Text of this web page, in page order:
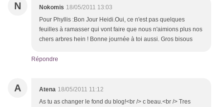
N Nokomis 18/05/2011 13:03
Pour Phyllis :Bon Jour Heidi.Oui, ce n'est pas quelques
feuilles à ramasser qui vont faire que nous n'aimions plus nos
chers arbres hein ! Bonne journée à toi aussi. Gros bisous
Répondre
A Atena 18/05/2011 11:12
As tu as changer le fond du blog!<br /> c beau.<br /> Tres